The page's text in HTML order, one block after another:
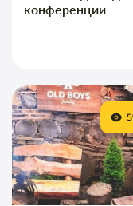
конференции